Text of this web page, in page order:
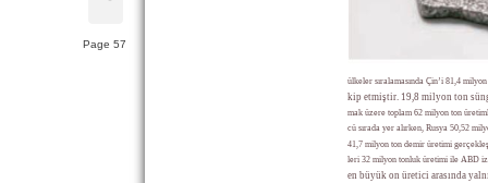
ülkeler sıralamasında Çin’i 81,4
kip etmiştir. 19,8 milyon ton
mak üzere toplam 62 milyon ton
cü sırada yer alırken, Rusya 50,52
41,7 milyon ton demir üretimi
leri 32 milyon tonluk üretimi ile ABD
en büyük on üretici arasında
Page 57